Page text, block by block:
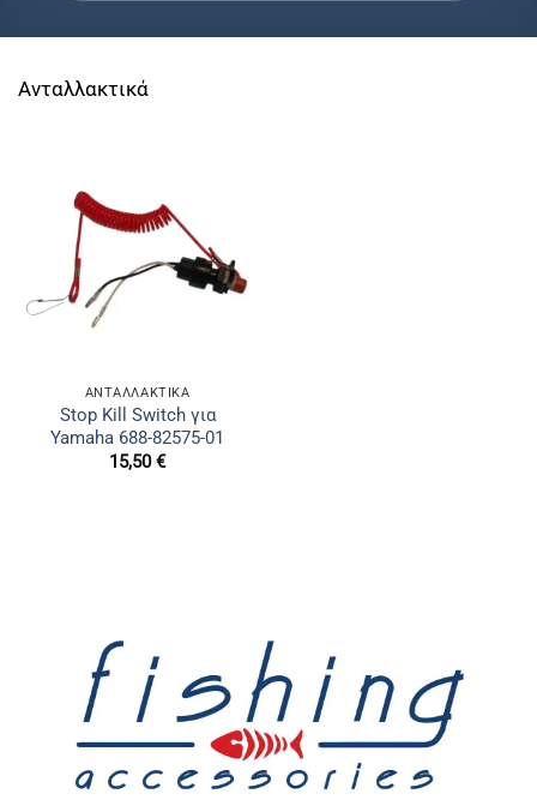
Ανταλλακτικά
ΑΝΤΑΛΛΑΚΤΙΚΆ
Stop Kill Switch για
Yamaha 688-82575-01
15,50€